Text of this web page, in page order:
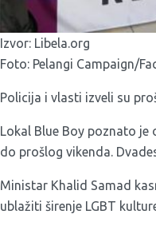
Izvor: Libela.org
Foto: Pelangi Campaign/
Policija i vlasti izveli su
Lokal Blue Boy poznato je
do prošlog vikenda.
Ministar Khalid Samad
ublažiti širenje LGBT